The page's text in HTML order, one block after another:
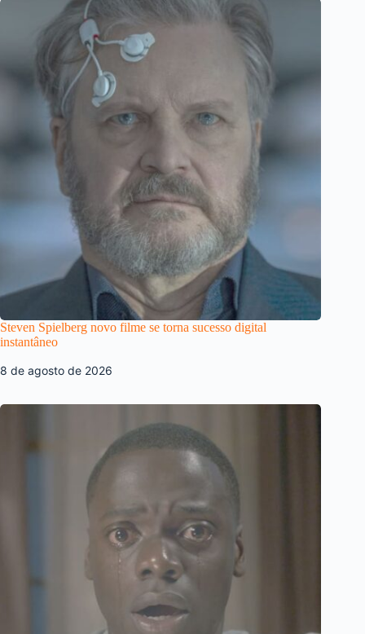
Steven Spielberg novo filme se torna sucesso digital
instantâneo
8 de agosto de 2026